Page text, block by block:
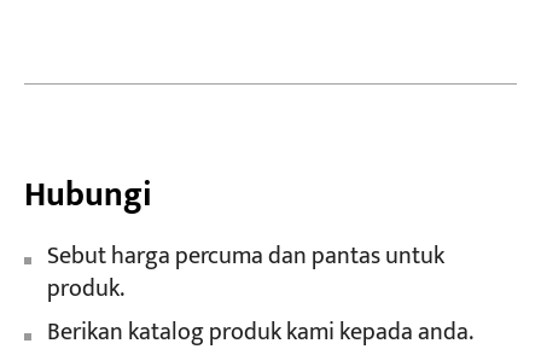
Hubungi
Sebut harga percuma dan pantas untuk
produk.
Berikan katalog produk kami kepada anda.